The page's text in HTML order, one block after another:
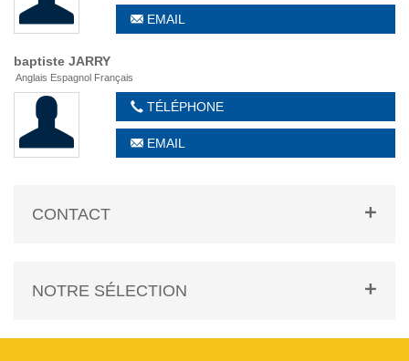
EMAIL
baptiste JARRY
Anglais Espagnol Français
TÉLÉPHONE
EMAIL
CONTACT
NOTRE SÉLECTION